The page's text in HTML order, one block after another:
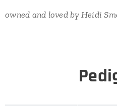
owned and loved by Heidi